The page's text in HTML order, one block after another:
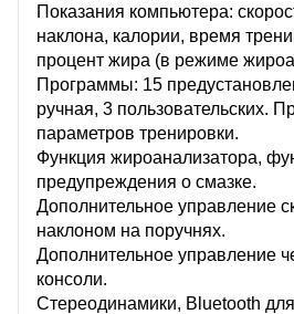
Показания компьютера:
наклона, калории, время
процент жира (в режиме
Программы: 15
ручная, 3 пользовательских.
параметров тренировки.
Функция жироанализатора,
предупреждения о смазке.
Дополнительное управление
наклоном на поручнях.
Дополнительное управление
консоли.
Стереодинамики, Bluetooth